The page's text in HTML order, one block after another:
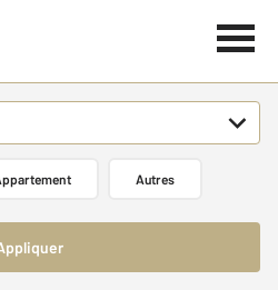
Autres